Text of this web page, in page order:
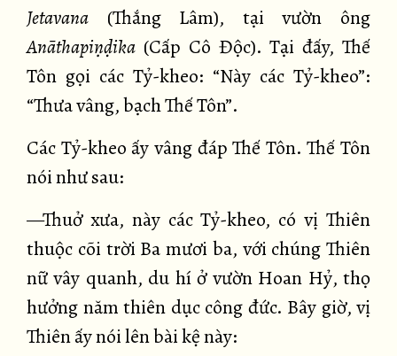
Jetavana (Thắng Lâm), tại vườn ông
Anāthapiṇḍika (Cấp Cô Độc). Tại đấy, Thế
Tôn gọi các Tỷ-kheo: “Này các Tỷ-kheo”:
“Thưa vâng, bạch Thế Tôn”.
Các Tỷ-kheo ấy vâng đáp Thế Tôn. Thế Tôn
nói như sau:
—Thuở xưa, này các Tỷ-kheo, có vị Thiên
thuộc cõi trời Ba mươi ba, với chúng Thiên
nữ vây quanh, du hí ở vườn Hoan Hỷ, thọ
hưởng năm thiên dục công đức. Bây giờ, vị
Thiên ấy nói lên bài kệ này: